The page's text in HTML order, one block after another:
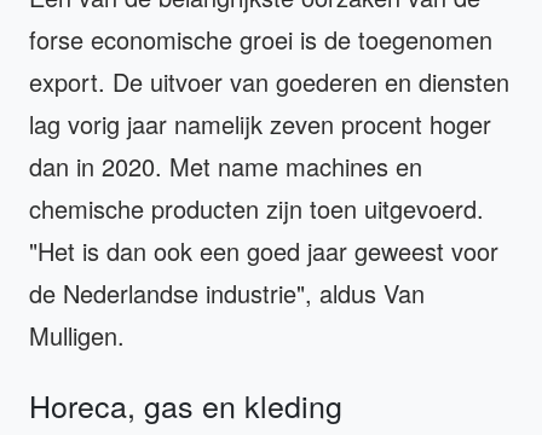
forse economische groei is de toegenomen
export. De uitvoer van goederen en diensten
lag vorig jaar namelijk zeven procent hoger
dan in 2020. Met name machines en
chemische producten zijn toen uitgevoerd.
"Het is dan ook een goed jaar geweest voor
de Nederlandse industrie", aldus Van
Mulligen.
Horeca, gas en kleding